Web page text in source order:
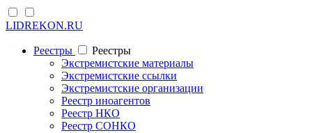
LIDREKON.RU
Реестры
Реестры
Экстремистские материалы
Экстремистские ссылки
Экстремистские организации
Реестр иноагентов
Реестр НКО
Реестр СОНКО